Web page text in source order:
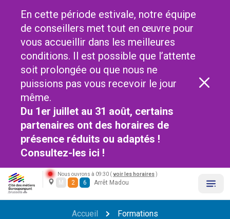
En cette période estivale, notre équipe
de conseillers met tout en œuvre pour
vous accueillir dans les meilleures
conditions. Il est possible que l’attente
soit prolongée ou que nous ne
puissions pas vous recevoir le jour
même.
Du 1er juillet au 31 août, certains
partenaires ont des horaires de
présence réduits ou adaptés !
Consultez-les ici !
Nous ouvrons à 09:30 ( voir les horaires )
M 2 6 Arrêt Madou
Accueil Formations